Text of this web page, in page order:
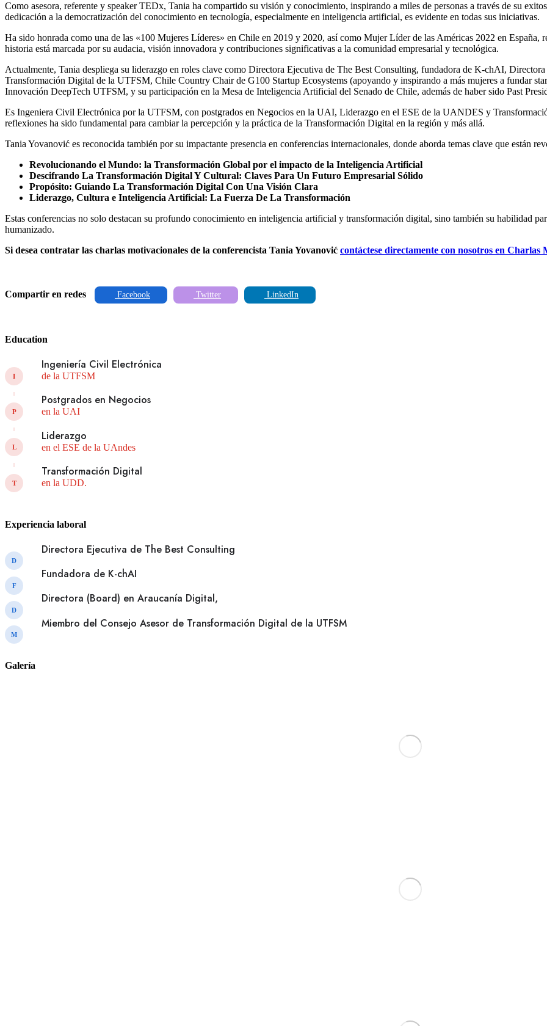
Como asesora, referente y speaker TEDx, Tania ha compartido su visión y conocimiento, inspirando a miles de personas a través de su
dedicación a la democratización del conocimiento en tecnología, especialmente en inteligencia artificial, es evidente en todas sus iniciativas.
Ha sido honrada como una de las «100 Mujeres Líderes» en Chile en 2019 y 2020, así como Mujer Líder de las Américas 2022 en España,
historia está marcada por su audacia, visión innovadora y contribuciones significativas a la comunidad empresarial y tecnológica.
Actualmente, Tania despliega su liderazgo en roles clave como Directora Ejecutiva de The Best Consulting, fundadora de K-chAI,
Transformación Digital de la UTFSM, Chile Country Chair de G100 Startup Ecosystems (apoyando y inspirando a más mujeres a fundar
Innovación DeepTech UTFSM, y su participación en la Mesa de Inteligencia Artificial del Senado de Chile, además de haber sido Past
Es Ingeniera Civil Electrónica por la UTFSM, con postgrados en Negocios en la UAI, Liderazgo en el ESE de la UANDES y
reflexiones ha sido fundamental para cambiar la percepción y la práctica de la Transformación Digital en la región y más allá.
Tania Yovanović es reconocida también por su impactante presencia en conferencias internacionales, donde aborda temas clave que están
Revolucionando el Mundo: la Transformación Global por el impacto de la Inteligencia Artificial
Descifrando La Transformación Digital Y Cultural: Claves Para Un Futuro Empresarial Sólido
Propósito: Guiando La Transformación Digital Con Una Visión Clara
Liderazgo, Cultura e Inteligencia Artificial: La Fuerza De La Transformación
Estas conferencias no solo destacan su profundo conocimiento en inteligencia artificial y transformación digital, sino también su habilidad
humanizado.
Si desea contratar las charlas motivacionales de la conferencista Tania Yovanović contáctese directamente con nosotros en Charlas
Compartir en redes Facebook Twitter LinkedIn
Education
I
Ingeniería Civil Electrónica
de la UTFSM
P
Postgrados en Negocios
en la UAI
L
Liderazgo
en el ESE de la UAndes
T
Transformación Digital
en la UDD.
Experiencia laboral
D
Directora Ejecutiva de The Best Consulting
F
Fundadora de K-chAI
D
Directora (Board) en Araucanía Digital,
M
Miembro del Consejo Asesor de Transformación Digital de la UTFSM
Galería